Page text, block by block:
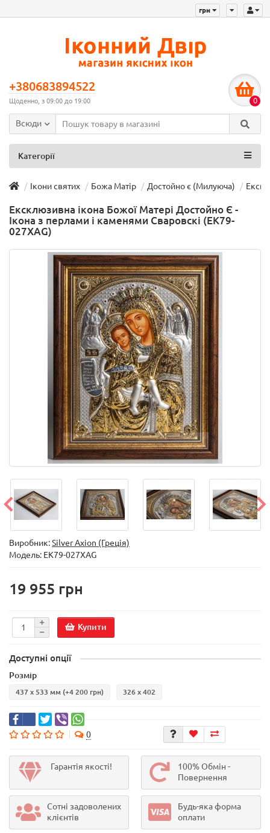
грн
+380683894522
Щоденно, з 09:00 до 19:00 0
Всюди
Категорії
Ікони святих Божа Матір Достойно є (Милуюча)
Ексклюзивна ікона Божої Матері Достойно Є -
Ікона з перлами і каменями Сваровскі (EK79-
027XAG)
Виробник:Silver Axion (Греція)
Модель: EK79-027XAG
19 955 грн
Купити
Доступні опції
Розмір
437 х 533 мм (+4 200 грн) 326 x 402
0
Гарантія якості!
100% Обмін -
Повернення
Сотні задоволених
клієнтів
Будь-яка форма
оплати